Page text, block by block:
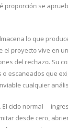
proporción se
lo que
proyecto vive en
del rechazo. Su
escaneados que
cualquier
ciclo normal
desde cero,